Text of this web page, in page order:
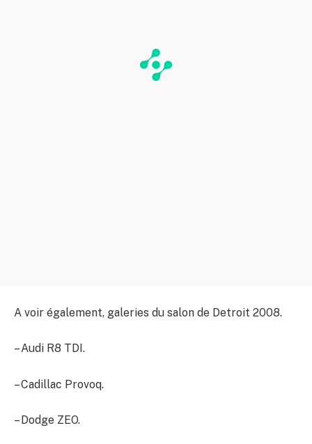
A voir également, galeries du salon de Detroit 2008.
– Audi R8 TDI.
– Cadillac Provoq.
– Dodge ZEO.